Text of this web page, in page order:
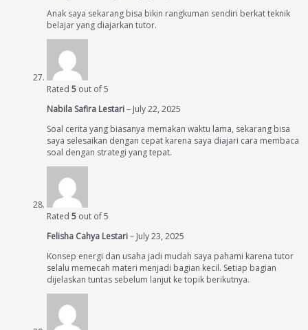
Anak saya sekarang bisa bikin rangkuman sendiri berkat teknik
belajar yang diajarkan tutor.
Rated 5 out of 5
Nabila Safira Lestari– July 22, 2025
Soal cerita yang biasanya memakan waktu lama, sekarang bisa
saya selesaikan dengan cepat karena saya diajari cara membaca
soal dengan strategi yang tepat.
Rated 5 out of 5
Felisha Cahya Lestari– July 23, 2025
Konsep energi dan usaha jadi mudah saya pahami karena tutor
selalu memecah materi menjadi bagian kecil. Setiap bagian
dijelaskan tuntas sebelum lanjut ke topik berikutnya.